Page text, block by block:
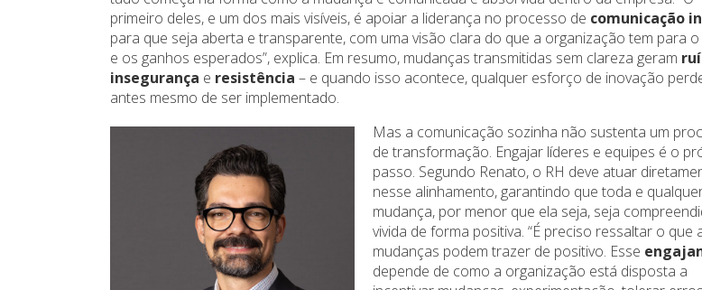
primeiro deles, e um dos mais visíveis, é apoiar a liderança no processo de comunicação
para que seja aberta e transparente, com uma visão clara do que a organização tem para
e os ganhos esperados”, explica. Em resumo, mudanças transmitidas sem clareza geram
insegurança e resistência – e quando isso acontece, qualquer esforço de inovação
antes mesmo de ser implementado.
Mas a comunicação sozinha não sustenta um
de transformação. Engajar líderes e equipes é o
passo. Segundo Renato, o RH deve atuar
nesse alinhamento, garantindo que toda e
mudança, por menor que ela seja, seja
vivida de forma positiva. “É preciso ressaltar o que
mudanças podem trazer de positivo. Esse
depende de como a organização está disposta a